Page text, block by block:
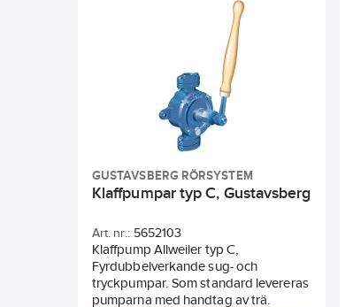
GUSTAVSBERG RÖRSYSTEM
Klaffpumpar typ C, Gustavsberg
Art. nr.: 5652103
Klaffpump Allweiler typ C,
Fyrdubbelverkande sug- och
tryckpumpar. Som standard levereras
pumparna med handtag av trä.